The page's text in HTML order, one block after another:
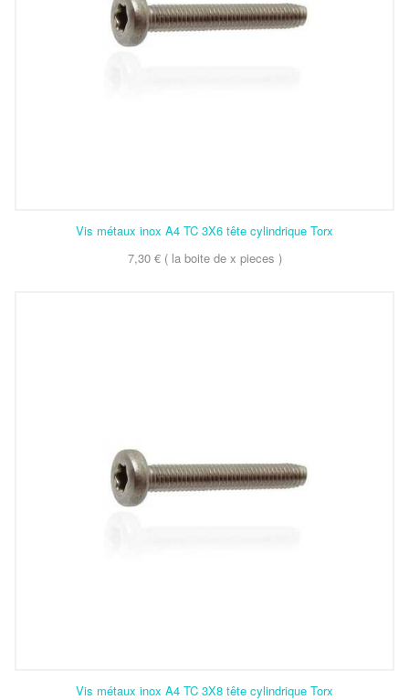
Vis métaux inox A4 TC 3X6 tête cylindrique Torx
7,30 € ( la boite de x pieces )
Vis métaux inox A4 TC 3X8 tête cylindrique Torx